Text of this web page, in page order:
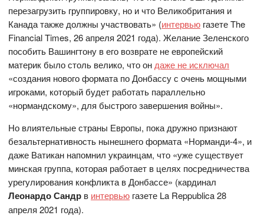
перезагрузить группировку, но и что Великобритания и
Канада также должны участвовать» (интервью газете The
Financial Times, 26 апреля 2021 года). Желание Зеленского
пособить Вашингтону в его возврате не европейский
материк было столь велико, что он даже не исключал
«создания нового формата по Донбассу с очень мощными
игроками, который будет работать параллельно
«нормандскому», для быстрого завершения войны».
Но влиятельные страны Европы, пока дружно признают
безальтернативность нынешнего формата «Норманди-4», и
даже Ватикан напомнил украинцам, что «уже существует
минская группа, которая работает в целях посредничества
урегулирования конфликта в Донбассе» (кардинал
Леонардо Сандр в интервью газете La Reppublica 28
апреля 2021 года).